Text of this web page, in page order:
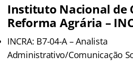
Instituto Nacional de
Reforma Agrária –
INCRA: B7-04-A – Analista
Administrativo/Comunicação